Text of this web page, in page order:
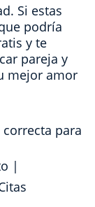
Si estas
podría
y te
pareja y
mejor amor
para
|